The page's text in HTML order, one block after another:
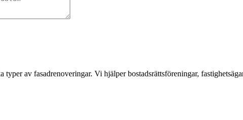
av fasadrenoveringar. Vi hjälper bostadsrättsföreningar,